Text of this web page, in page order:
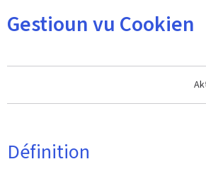
Gestioun vu Cookien
Définition